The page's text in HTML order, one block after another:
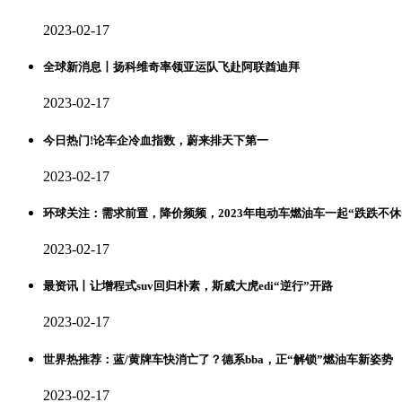
2023-02-17
全球新消息丨扬科维奇率领亚运队飞赴阿联酋迪拜
2023-02-17
今日热门!论车企冷血指数，蔚来排天下第一
2023-02-17
环球关注：需求前置，降价频频，2023年电动车燃油车一起“跌跌不
2023-02-17
最资讯丨让增程式suv回归朴素，斯威大虎edi“逆行”开路
2023-02-17
世界热推荐：蓝/黄牌车快消亡了？德系bba，正“解锁”燃油车新姿势
2023-02-17